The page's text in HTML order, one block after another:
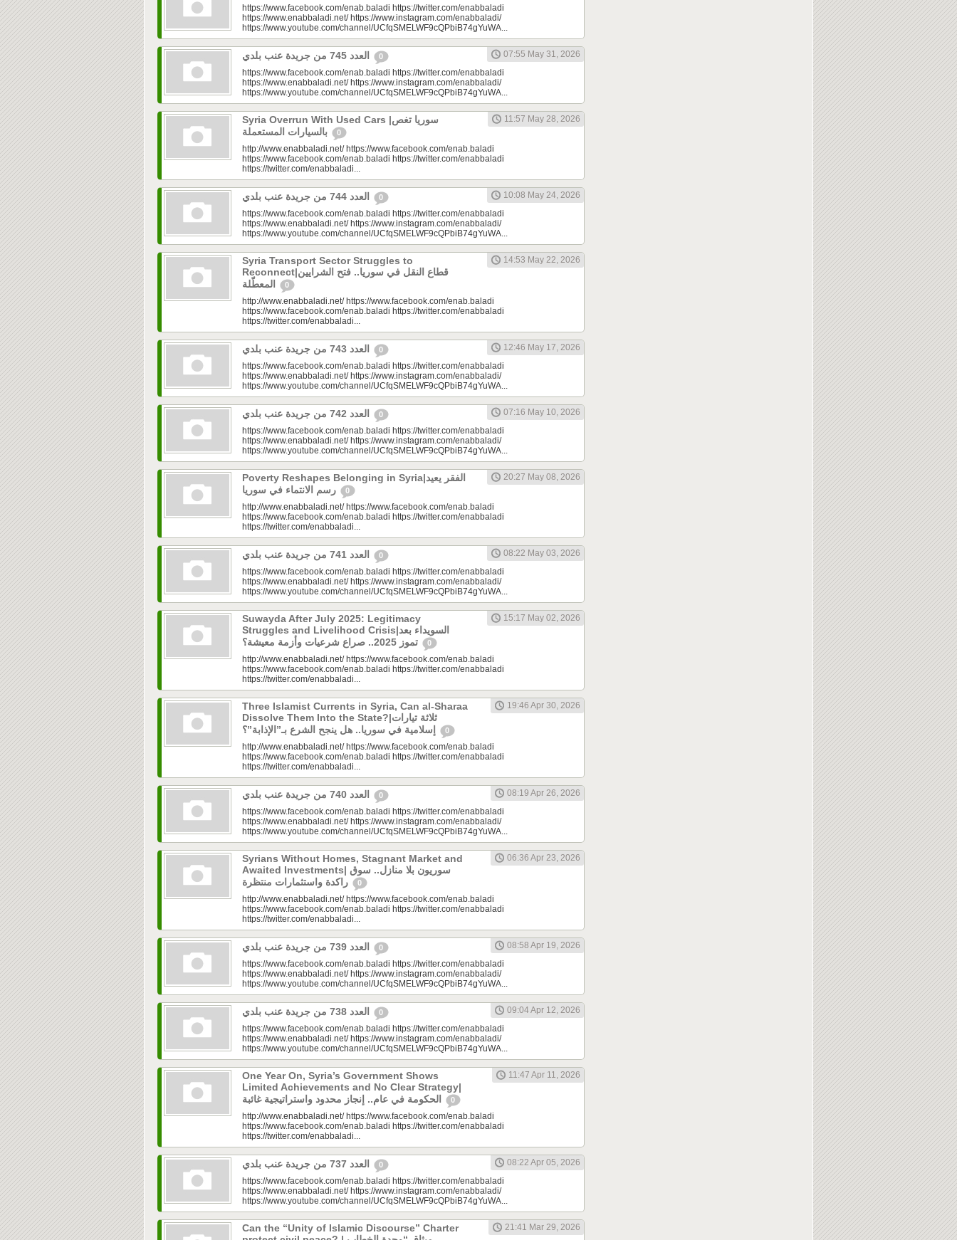
https://www.facebook.com/enab.baladi https://twitter.com/enabbaladi
https://www.enabbaladi.net/ https://www.instagram.com/enabbaladi/
https://www.youtube.com/channel/UCfqSMELWF9cQPbiB74gYuWA...
0
07:55 May 31, 2026
https://www.facebook.com/enab.baladi https://twitter.com/enabbaladi
https://www.enabbaladi.net/ https://www.instagram.com/enabbaladi/
https://www.youtube.com/channel/UCfqSMELWF9cQPbiB74gYuWA...
Syria Overrun With Used Cars |سوريا تغص
0
11:57 May 28, 2026
http://www.enabbaladi.net/ https://www.facebook.com/enab.baladi
https://www.facebook.com/enab.baladi https://twitter.com/enabbaladi
https://twitter.com/enabbaladi...
0
10:08 May 24, 2026
https://www.facebook.com/enab.baladi https://twitter.com/enabbaladi
https://www.enabbaladi.net/ https://www.instagram.com/enabbaladi/
https://www.youtube.com/channel/UCfqSMELWF9cQPbiB74gYuWA...
Syria Transport Sector Struggles to
Reconnect|قطاع النقل في سوريا.. فتح الشرايين
0
14:53 May 22, 2026
http://www.enabbaladi.net/ https://www.facebook.com/enab.baladi
https://www.facebook.com/enab.baladi https://twitter.com/enabbaladi
https://twitter.com/enabbaladi...
0
12:46 May 17, 2026
https://www.facebook.com/enab.baladi https://twitter.com/enabbaladi
https://www.enabbaladi.net/ https://www.instagram.com/enabbaladi/
https://www.youtube.com/channel/UCfqSMELWF9cQPbiB74gYuWA...
0
07:16 May 10, 2026
https://www.facebook.com/enab.baladi https://twitter.com/enabbaladi
https://www.enabbaladi.net/ https://www.instagram.com/enabbaladi/
https://www.youtube.com/channel/UCfqSMELWF9cQPbiB74gYuWA...
Poverty Reshapes Belonging in Syria|الفقر يعيد
0
20:27 May 08, 2026
http://www.enabbaladi.net/ https://www.facebook.com/enab.baladi
https://www.facebook.com/enab.baladi https://twitter.com/enabbaladi
https://twitter.com/enabbaladi...
0
08:22 May 03, 2026
https://www.facebook.com/enab.baladi https://twitter.com/enabbaladi
https://www.enabbaladi.net/ https://www.instagram.com/enabbaladi/
https://www.youtube.com/channel/UCfqSMELWF9cQPbiB74gYuWA...
Suwayda After July 2025: Legitimacy
Struggles and Livelihood Crisis|السويداء بعد
0
15:17 May 02, 2026
http://www.enabbaladi.net/ https://www.facebook.com/enab.baladi
https://www.facebook.com/enab.baladi https://twitter.com/enabbaladi
https://twitter.com/enabbaladi...
Three Islamist Currents in Syria, Can al-Sharaa
Dissolve Them Into the State?|ثلاثة تيارات
0
19:46 Apr 30, 2026
http://www.enabbaladi.net/ https://www.facebook.com/enab.baladi
https://www.facebook.com/enab.baladi https://twitter.com/enabbaladi
https://twitter.com/enabbaladi...
0
08:19 Apr 26, 2026
https://www.facebook.com/enab.baladi https://twitter.com/enabbaladi
https://www.enabbaladi.net/ https://www.instagram.com/enabbaladi/
https://www.youtube.com/channel/UCfqSMELWF9cQPbiB74gYuWA...
Syrians Without Homes, Stagnant Market and
Awaited Investments| سوريون بلا منازل.. سوق
0
06:36 Apr 23, 2026
http://www.enabbaladi.net/ https://www.facebook.com/enab.baladi
https://www.facebook.com/enab.baladi https://twitter.com/enabbaladi
https://twitter.com/enabbaladi...
0
08:58 Apr 19, 2026
https://www.facebook.com/enab.baladi https://twitter.com/enabbaladi
https://www.enabbaladi.net/ https://www.instagram.com/enabbaladi/
https://www.youtube.com/channel/UCfqSMELWF9cQPbiB74gYuWA...
0
09:04 Apr 12, 2026
https://www.facebook.com/enab.baladi https://twitter.com/enabbaladi
https://www.enabbaladi.net/ https://www.instagram.com/enabbaladi/
https://www.youtube.com/channel/UCfqSMELWF9cQPbiB74gYuWA...
One Year On, Syria’s Government Shows
Limited Achievements and No Clear Strategy|
0
11:47 Apr 11, 2026
http://www.enabbaladi.net/ https://www.facebook.com/enab.baladi
https://www.facebook.com/enab.baladi https://twitter.com/enabbaladi
https://twitter.com/enabbaladi...
0
08:22 Apr 05, 2026
https://www.facebook.com/enab.baladi https://twitter.com/enabbaladi
https://www.enabbaladi.net/ https://www.instagram.com/enabbaladi/
https://www.youtube.com/channel/UCfqSMELWF9cQPbiB74gYuWA...
Can the “Unity of Islamic Discourse” Charter
21:41 Mar 29, 2026